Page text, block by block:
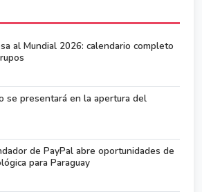
al Mundial 2026: calendario completo
se presentará en la apertura del
de PayPal abre oportunidades de
para Paraguay